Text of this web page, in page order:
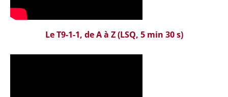
Le T9-1-1, de A à Z (LSQ, 5 min 30 s)